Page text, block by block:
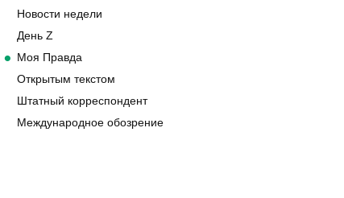
Новости недели
День Z
Моя Правда
Открытым текстом
Штатный корреспондент
Международное обозрение